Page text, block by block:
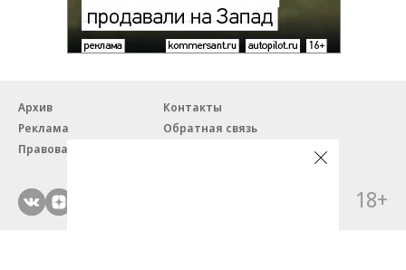
Архив
Контакты
Реклама
Обратная связь
Правовая информация
18+